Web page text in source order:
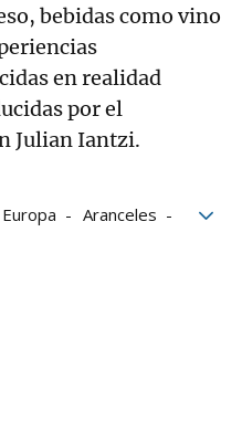
bebidas como vino
en realidad
por el
Julian Iantzi.
Europa
Aranceles